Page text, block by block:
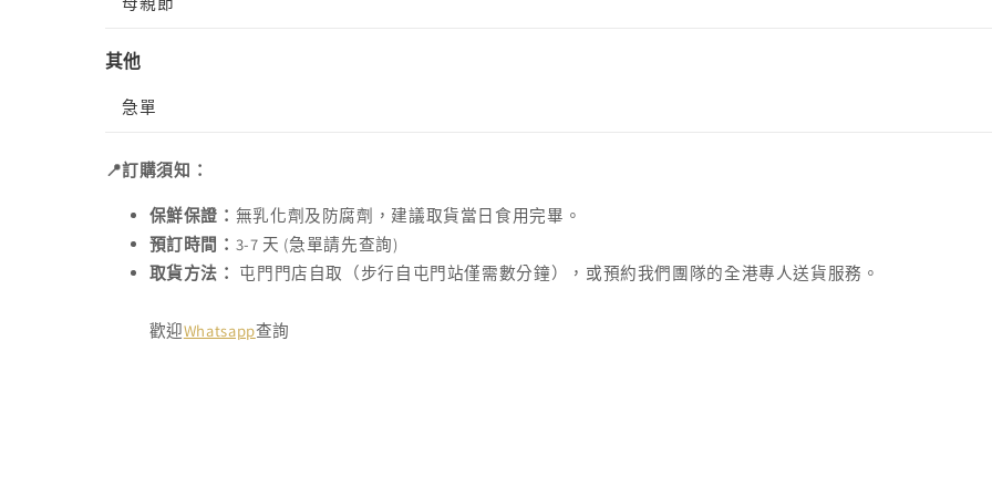
其他
急單
📍訂購須知：
保鮮保證： 無乳化劑及防腐劑，建議取貨當日食用完畢。
預訂時間： 3-7 天 (急單請先查詢)
取貨方法： 屯門門店自取（步行自屯門站僅需數分鐘），或預約我們團隊的全港專人送貨服務。
歡迎Whatsapp查詢